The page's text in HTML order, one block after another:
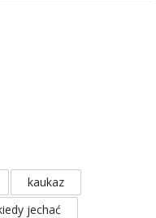
kaukaz
jechać